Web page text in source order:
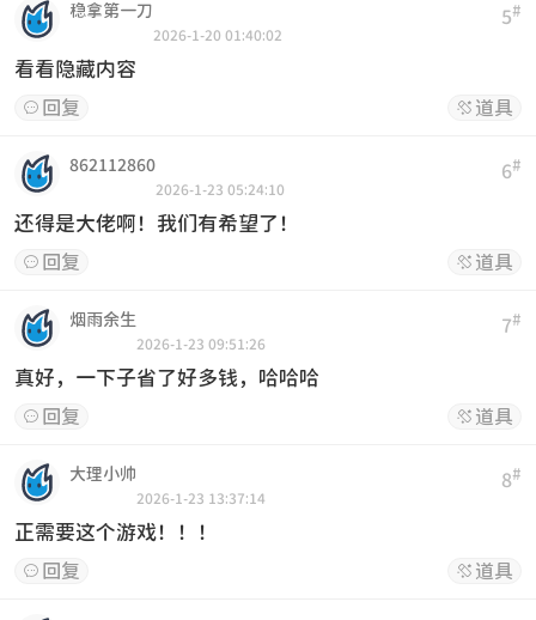
5#
稳拿第一刀
2026-1-20 01:40:02
看看隐藏内容
 回复  道具
6#
862112860
2026-1-23 05:24:10
还得是大佬啊！我们有希望了！
 回复  道具
7#
烟雨余生
2026-1-23 09:51:26
真好，一下子省了好多钱，哈哈哈
 回复  道具
8#
大理小帅
2026-1-23 13:37:14
正需要这个游戏！！！
 回复  道具